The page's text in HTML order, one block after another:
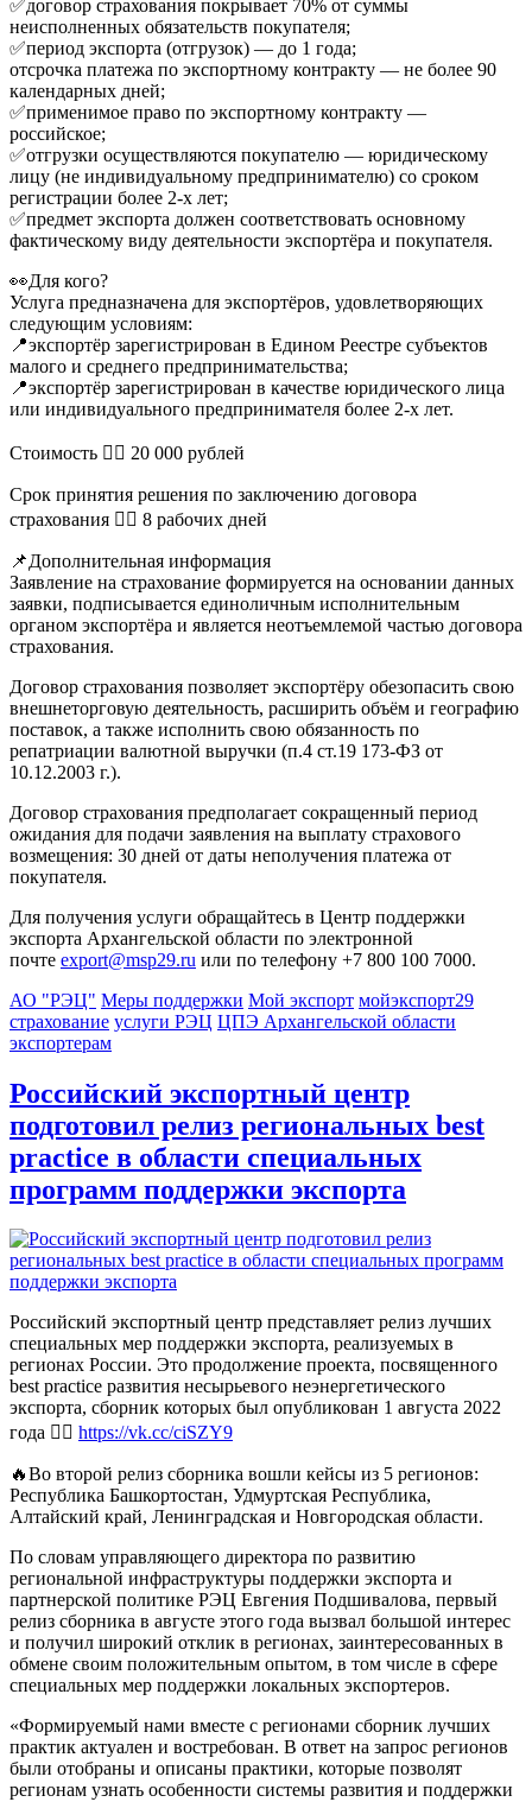
✅договор страхования покрывает 70% от суммы
неисполненных обязательств покупателя;
✅период экспорта (отгрузок) — до 1 года;
отсрочка платежа по экспортному контракту — не более 90
календарных дней;
✅применимое право по экспортному контракту —
российское;
✅отгрузки осуществляются покупателю — юридическому
лицу (не индивидуальному предпринимателю) со сроком
регистрации более 2-х лет;
✅предмет экспорта должен соответствовать основному
фактическому виду деятельности экспортёра и покупателя.
👀Для кого?
Услуга предназначена для экспортёров, удовлетворяющих
следующим условиям:
📍экспортёр зарегистрирован в Едином Реестре субъектов
малого и среднего предпринимательства;
📍экспортёр зарегистрирован в качестве юридического лица
или индивидуального предпринимателя более 2-х лет.
Стоимость 👉🏻 20 000 рублей
Срок принятия решения по заключению договора
страхования 👉🏻 8 рабочих дней
📌Дополнительная информация
Заявление на страхование формируется на основании данных
заявки, подписывается единоличным исполнительным
органом экспортёра и является неотъемлемой частью договора
страхования.
Договор страхования позволяет экспортёру обезопасить свою
внешнеторговую деятельность, расширить объём и географию
поставок, а также исполнить свою обязанность по
репатриации валютной выручки (п.4 ст.19 173-ФЗ от
10.12.2003 г.).
Договор страхования предполагает сокращенный период
ожидания для подачи заявления на выплату страхового
возмещения: 30 дней от даты неполучения платежа от
покупателя.
Для получения услуги обращайтесь в Центр поддержки
экспорта Архангельской области по электронной
почте export@msp29.ru или по телефону +7 800 100 7000.
АО "РЭЦ" Меры поддержки Мой экспорт мойэкспорт29
страхование услуги РЭЦ ЦПЭ Архангельской области
экспортерам
Российский экспортный центр
подготовил релиз региональных best
practice в области специальных
программ поддержки экспорта
Российский экспортный центр представляет релиз лучших
специальных мер поддержки экспорта, реализуемых в
регионах России. Это продолжение проекта, посвященного
best practice развития несырьевого неэнергетического
экспорта, сборник которых был опубликован 1 августа 2022
года 👉🏻 https://vk.cc/ciSZY9
🔥Во второй релиз сборника вошли кейсы из 5 регионов:
Республика Башкортостан, Удмуртская Республика,
Алтайский край, Ленинградская и Новгородская области.
По словам управляющего директора по развитию
региональной инфраструктуры поддержки экспорта и
партнерской политике РЭЦ Евгения Подшивалова, первый
релиз сборника в августе этого года вызвал большой интерес
и получил широкий отклик в регионах, заинтересованных в
обмене своим положительным опытом, в том числе в сфере
специальных мер поддержки локальных экспортеров.
«Формируемый нами вместе с регионами сборник лучших
практик актуален и востребован. В ответ на запрос регионов
были отобраны и описаны практики, которые позволят
регионам узнать особенности системы развития и поддержки